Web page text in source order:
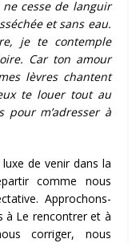
cesse de languir
et sans eau.
je te contemple
Car ton amour
lèvres chantent
te louer tout au
m’adresser à
de venir dans la
comme nous
Approchons-
à Le rencontrer et à
corriger, nous